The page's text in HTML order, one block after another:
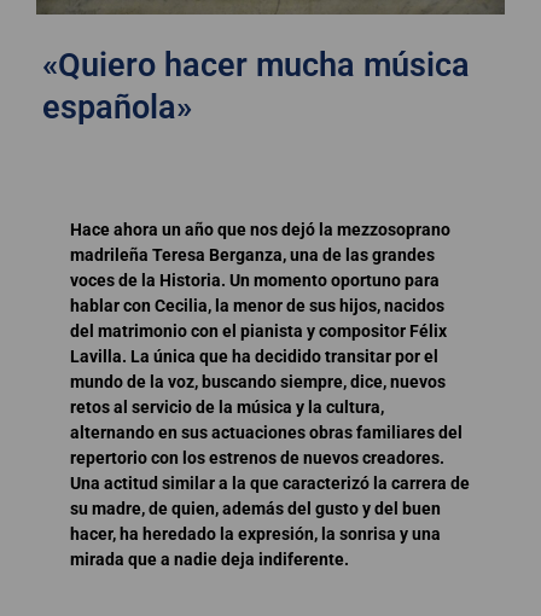
«Quiero hacer mucha música
española»
Hace ahora un año que nos dejó la mezzosoprano
madrileña Teresa Berganza, una de las grandes
voces de la Historia. Un momento oportuno para
hablar con Cecilia, la menor de sus hijos, nacidos
del matrimonio con el pianista y compositor Félix
Lavilla. La única que ha decidido transitar por el
mundo de la voz, buscando siempre, dice, nuevos
retos al servicio de la música y la cultura,
alternando en sus actuaciones obras familiares del
repertorio con los estrenos de nuevos creadores.
Una actitud similar a la que caracterizó la carrera de
su madre, de quien, además del gusto y del buen
hacer, ha heredado la expresión, la sonrisa y una
mirada que a nadie deja indiferente.